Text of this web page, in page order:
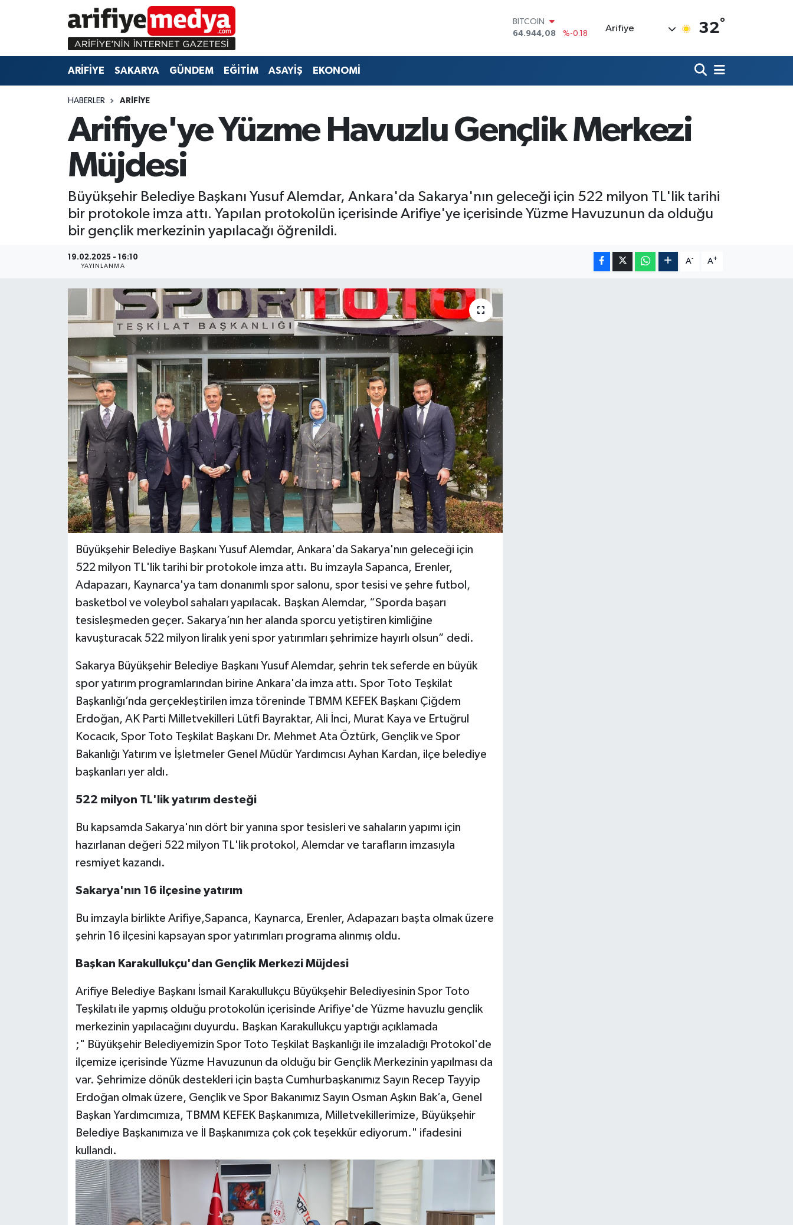
DOLAR
47,7436
%0.18
55,2510
%0.32
BİST100
13.779
%-14
BITCOIN
Arifiye 32°
ARİFİYE SAKARYA GÜNDEM EĞİTİM ASAYİŞ EKONOMİ
HABERLER ARİFİYE
Arifiye'ye Yüzme Havuzlu Gençlik Merkezi
Müjdesi
Büyükşehir Belediye Başkanı Yusuf Alemdar, Ankara'da Sakarya'nın geleceği için 522 milyon TL'lik tarihi
bir protokole imza attı. Yapılan protokolün içerisinde Arifiye'ye içerisinde Yüzme Havuzunun da olduğu
bir gençlik merkezinin yapılacağı öğrenildi.
19.02.2025 - 16:10
YAYINLANMA
A- A+
Büyükşehir Belediye Başkanı Yusuf Alemdar, Ankara'da Sakarya'nın geleceği için
522 milyon TL'lik tarihi bir protokole imza attı. Bu imzayla Sapanca, Erenler,
Adapazarı, Kaynarca'ya tam donanımlı spor salonu, spor tesisi ve şehre futbol,
basketbol ve voleybol sahaları yapılacak. Başkan Alemdar, “Sporda başarı
tesisleşmeden geçer. Sakarya’nın her alanda sporcu yetiştiren kimliğine
kavuşturacak 522 milyon liralık yeni spor yatırımları şehrimize hayırlı olsun” dedi.
Sakarya Büyükşehir Belediye Başkanı Yusuf Alemdar, şehrin tek seferde en büyük
spor yatırım programlarından birine Ankara'da imza attı. Spor Toto Teşkilat
Başkanlığı’nda gerçekleştirilen imza töreninde TBMM KEFEK Başkanı Çiğdem
Erdoğan, AK Parti Milletvekilleri Lütfi Bayraktar, Ali İnci, Murat Kaya ve Ertuğrul
Kocacık, Spor Toto Teşkilat Başkanı Dr. Mehmet Ata Öztürk, Gençlik ve Spor
Bakanlığı Yatırım ve İşletmeler Genel Müdür Yardımcısı Ayhan Kardan, ilçe belediye
başkanları yer aldı.
522 milyon TL'lik yatırım desteği
Bu kapsamda Sakarya'nın dört bir yanına spor tesisleri ve sahaların yapımı için
hazırlanan değeri 522 milyon TL'lik protokol, Alemdar ve tarafların imzasıyla
resmiyet kazandı.
Sakarya'nın 16 ilçesine yatırım
Bu imzayla birlikte Arifiye,Sapanca, Kaynarca, Erenler, Adapazarı başta olmak üzere
şehrin 16 ilçesini kapsayan spor yatırımları programa alınmış oldu.
Başkan Karakullukçu'dan Gençlik Merkezi Müjdesi
Arifiye Belediye Başkanı İsmail Karakullukçu Büyükşehir Belediyesinin Spor Toto
Teşkilatı ile yapmış olduğu protokolün içerisinde Arifiye'de Yüzme havuzlu gençlik
merkezinin yapılacağını duyurdu. Başkan Karakullukçu yaptığı açıklamada
;" Büyükşehir Belediyemizin Spor Toto Teşkilat Başkanlığı ile imzaladığı Protokol'de
ilçemize içerisinde Yüzme Havuzunun da olduğu bir Gençlik Merkezinin yapılması da
var. Şehrimize dönük destekleri için başta Cumhurbaşkanımız Sayın Recep Tayyip
Erdoğan olmak üzere, Gençlik ve Spor Bakanımız Sayın Osman Aşkın Bak’a, Genel
Başkan Yardımcımıza, TBMM KEFEK Başkanımıza, Milletvekillerimize, Büyükşehir
Belediye Başkanımıza ve İl Başkanımıza çok çok teşekkür ediyorum." ifadesini
kullandı.
SAKARYA
GÜNDEM
EKONOMİ
GÜNDEM
EĞİTİM
EKONOMİ
Sakarya Hava Durumu
Sakarya Namaz Vakitleri
Sakarya Trafik Yoğunluk Haritası
Süper Lig Puan Durumu ve Fikstür
Tüm Manşetler
Son Dakika Haberleri
Haber Arşivi